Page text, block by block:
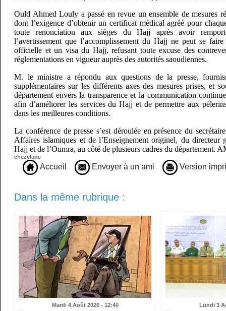
Ould Ahmed Louly a passé en revue un ensemble de mesures
dont l’exigence d’obtenir un certificat médical agréé pour
toute renonciation aux sièges du Hajj après avoir
l’avertissement que l’accomplissement du Hajj ne peut se
officielle et un visa du Hajj, refusant toute excuse des
réglementations en vigueur auprès des autorités saoudiennes.
M. le ministre a répondu aux questions de la presse,
supplémentaires sur les différents axes des mesures prises, et
département envers la transparence et la communication
afin d’améliorer les services du Hajj et de permettre aux
dans les meilleures conditions.
La conférence de presse s’est déroulée en présence du
Affaires islamiques et de l’Enseignement originel, du directeur
Hajj et de l’Oumra, au côté de plusieurs cadres du département.
chezvlane
Accueil Envoyer à un ami Version
Dans la même rubrique :
Mardi 4 Août 2026 - 12:40 Lundi 3